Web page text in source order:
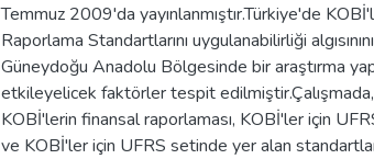
Temmuz 2009'da yayınlanmıştır.Türkiye'de
Raporlama Standartlarını uygulanabilirliği
Güneydoğu Anadolu Bölgesinde bir araştırma
etkileyelicek faktörler tespit
KOBİ'lerin finansal raporlaması, KOBİ'ler için
ve KOBİ'ler için UFRS setinde yer alan